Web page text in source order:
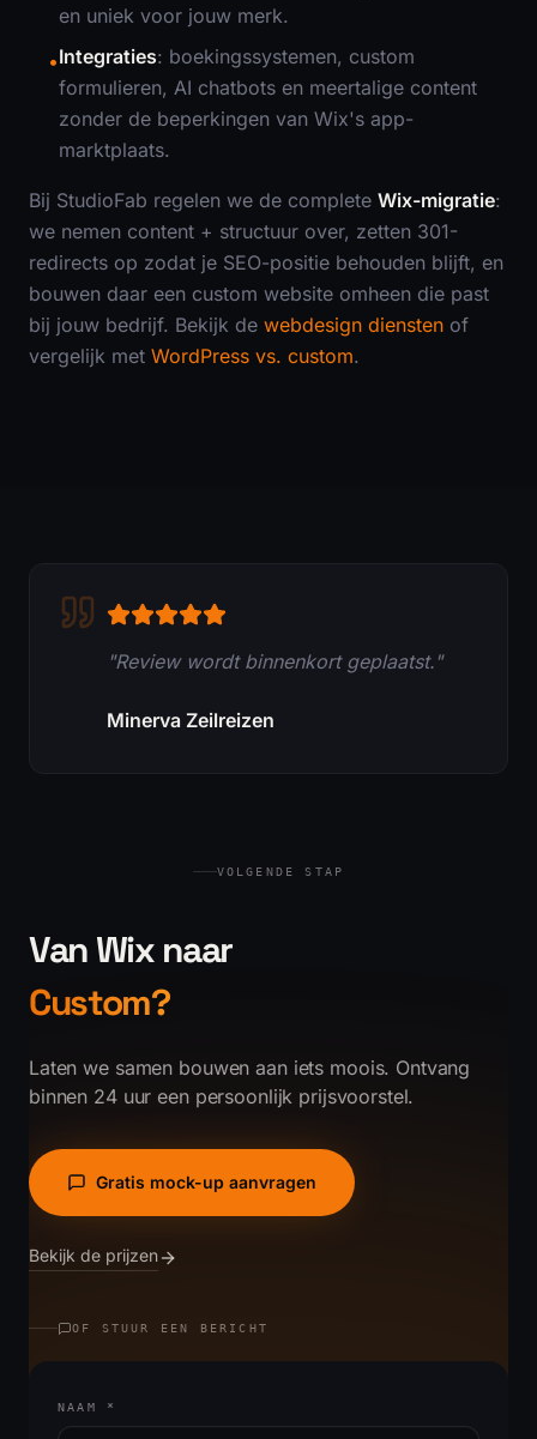
en uniek voor jouw merk.
•Integraties: boekingssystemen, custom
formulieren, AI chatbots en meertalige content
zonder de beperkingen van Wix's app-
marktplaats.
Bij StudioFab regelen we de complete Wix-migratie:
we nemen content + structuur over, zetten 301-
redirects op zodat je SEO-positie behouden blijft, en
bouwen daar een custom website omheen die past
bij jouw bedrijf. Bekijk de webdesign diensten of
vergelijk met WordPress vs. custom.
"Review wordt binnenkort geplaatst."
Minerva Zeilreizen
VOLGENDE STAP
Van Wix naar
Custom?
Laten we samen bouwen aan iets moois. Ontvang
binnen 24 uur een persoonlijk prijsvoorstel.
Gratis mock-up aanvragen
Bekijk de prijzen
OF STUUR EEN BERICHT
NAAM *